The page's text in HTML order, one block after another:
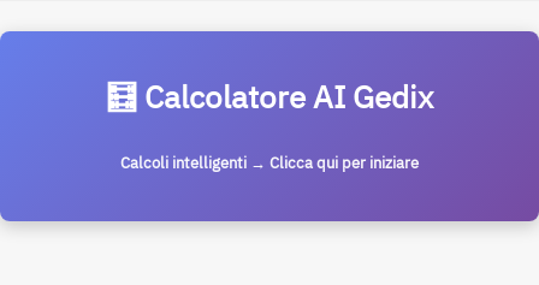
🧮 Calcolatore AI Gedix
Calcoli intelligenti → Clicca qui per iniziare